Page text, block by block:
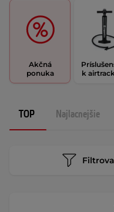
Akčná
ponuka
k
TOP Najlacnejšie